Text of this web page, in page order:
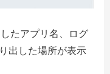
たアプリ名、ログ
出した場所が表示